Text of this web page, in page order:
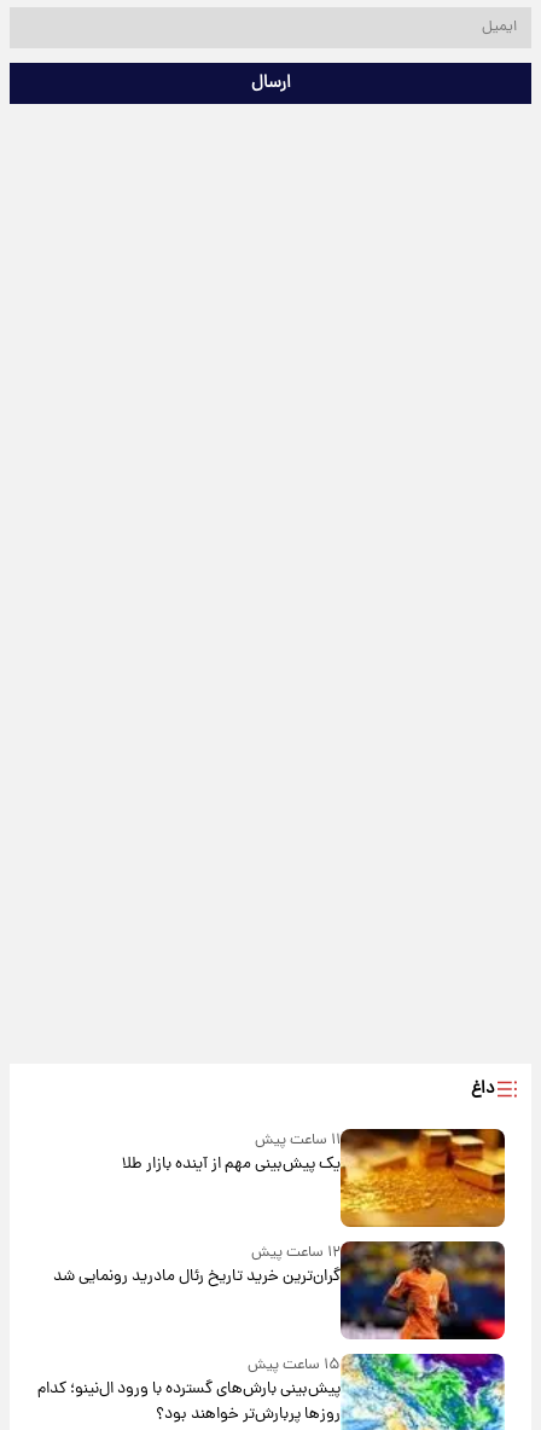
ارسال
داغ
۱۱ ساعت پیش
یک پیش‌بینی مهم از آینده بازار طلا
۱۲ ساعت پیش
گران‌ترین خرید تاریخ رئال مادرید رونمایی شد
۱۵ ساعت پیش
پیش‌بینی بارش‌های گسترده با ورود ال‌نینو؛ کدام
روزها پربارش‌تر خواهند بود؟